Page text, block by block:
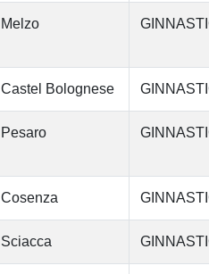
Melzo
Castel Bolognese
Pesaro
Cosenza
Sciacca